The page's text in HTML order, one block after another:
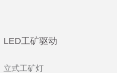
LED工矿驱动
立式工矿灯